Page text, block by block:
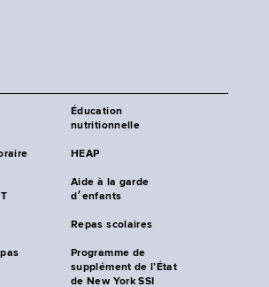
Éducation
nutritionnelle
HEAP
Aide à la garde
d׳enfants
Repas scolaires
Programme de
supplément de l’État
de New York SSI